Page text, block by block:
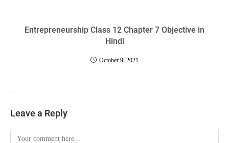
Entrepreneurship Class 12 Chapter 7 Objective in
Hindi
October 9, 2021
Leave a Reply